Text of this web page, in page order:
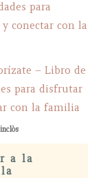
– Libro de
para disfrutar
con la familia
a la